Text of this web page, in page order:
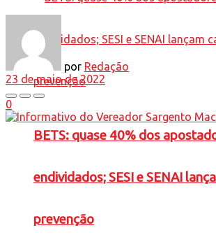
BETS: quase 40% dos
endividados; SESI e SENAI
prevenção
por Redação
23 de maio de 2022
0